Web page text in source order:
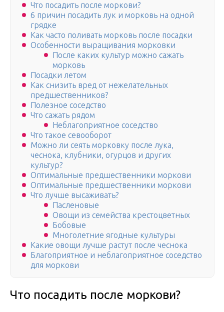
Что посадить после моркови?
6 причин посадить лук и морковь на одной
грядке
Как часто поливать морковь после посадки
Особенности выращивания морковки
После каких культур можно сажать
морковь
Посадки летом
Как снизить вред от нежелательных
предшественников?
Полезное соседство
Что сажать рядом
Неблагоприятное соседство
Что такое севооборот
Можно ли сеять морковку после лука,
чеснока, клубники, огурцов и других
культур?
Оптимальные предшественники моркови
Оптимальные предшественники моркови
Что лучше высаживать?
Пасленовые
Овощи из семейства крестоцветных
Бобовые
Многолетние ягодные культуры
Какие овощи лучше растут после чеснока
Благоприятное и неблагоприятное соседство
для моркови
Что посадить после моркови?